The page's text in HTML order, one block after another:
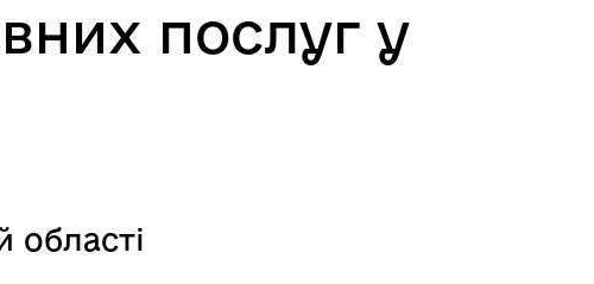
послуг у
області